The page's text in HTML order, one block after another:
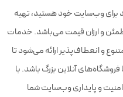
برای وب‌سایت خود هستید، تهیه
و ارزان قیمت می‌باشد. خدمات
و انعطاف‌پذیر ارائه می‌شود تا
آنلاین بزرگ باشد. با
و پایداری وب‌سایت شما